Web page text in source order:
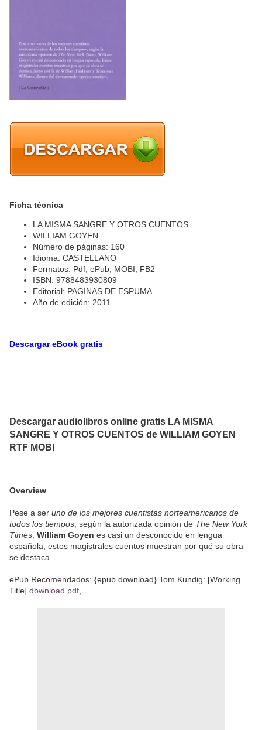
Ficha técnica
LA MISMA SANGRE Y OTROS CUENTOS
WILLIAM GOYEN
Número de páginas: 160
Idioma: CASTELLANO
Formatos: Pdf, ePub, MOBI, FB2
ISBN: 9788483930809
Editorial: PAGINAS DE ESPUMA
Año de edición: 2011
Descargar eBook gratis
Descargar audiolibros online gratis LA MISMA
SANGRE Y OTROS CUENTOS de WILLIAM GOYEN
RTF MOBI
Overview
Pese a ser uno de los mejores cuentistas norteamericanos de
todos los tiempos , según la autorizada opinión de The New York
Times William Goyen es casi un desconocido en lengua
española; estos magistrales cuentos muestran por qué su obra
se destaca.
ePub Recomendados: {epub download} Tom Kundig: [Working
Title] download pdf